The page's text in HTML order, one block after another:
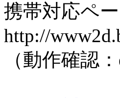
携帯対応ペ
http://
（動作確認